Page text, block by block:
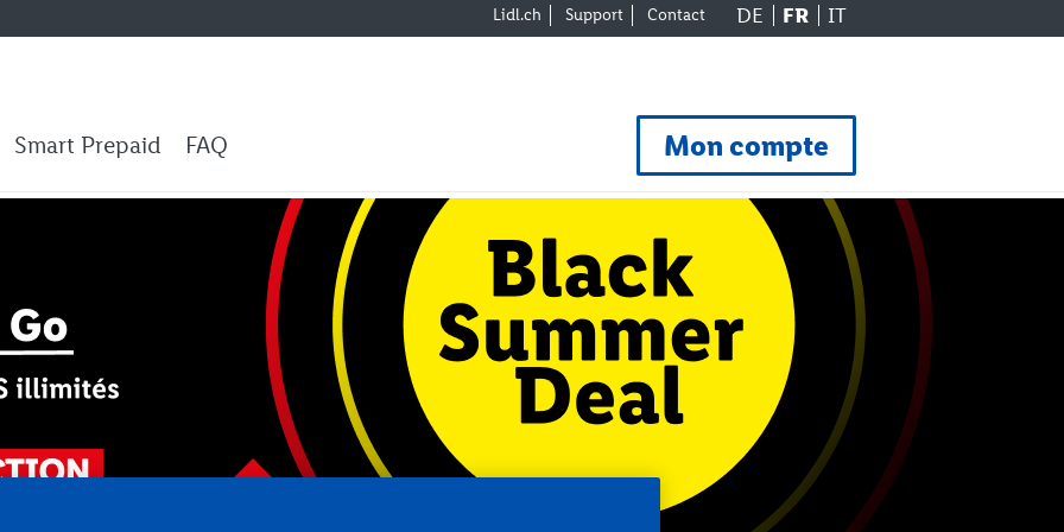
Lidl.ch Support Contact DE FR IT
Mon compte
Smart Prepaid FAQ